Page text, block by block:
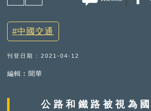
中國交通
刊登日期 : 2021-04-12
編輯︰聞華
公路和鐵路被視為國